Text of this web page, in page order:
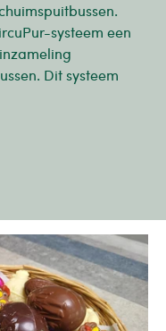
systeem een
Dit systeem